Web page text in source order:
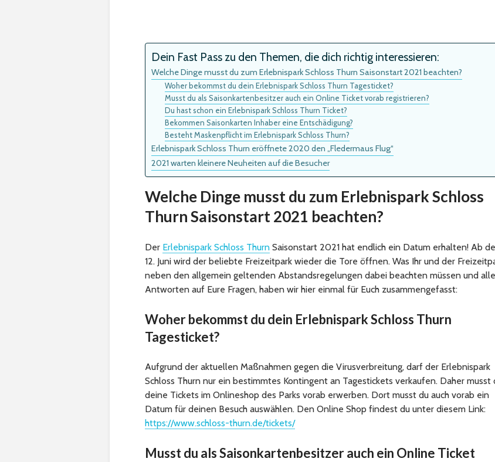
Dein Fast Pass zu den Themen, die dich richtig interessieren:
Welche Dinge musst du zum Erlebnispark Schloss Thurn Saisonstart 2021 beachten?
Woher bekommst du dein Erlebnispark Schloss Thurn Tagesticket?
Musst du als Saisonkartenbesitzer auch ein Online Ticket vorab registrieren?
Du hast schon ein Erlebnispark Schloss Thurn Ticket?
Bekommen Saisonkarten Inhaber eine Entschädigung?
Besteht Maskenpflicht im Erlebnispark Schloss Thurn?
Erlebnispark Schloss Thurn eröffnete 2020 den „Fledermaus Flug“
2021 warten kleinere Neuheiten auf die Besucher
Welche Dinge musst du zum Erlebnispark Schloss
Thurn Saisonstart 2021 beachten?
Der Erlebnispark Schloss Thurn Saisonstart 2021 hat endlich ein Datum erhalten! Ab
12. Juni wird der beliebte Freizeitpark wieder die Tore öffnen. Was Ihr und der
neben den allgemein geltenden Abstandsregelungen dabei beachten müssen und alle
Antworten auf Eure Fragen, haben wir hier einmal für Euch zusammengefasst:
Woher bekommst du dein Erlebnispark Schloss Thurn
Tagesticket?
Aufgrund der aktuellen Maßnahmen gegen die Virusverbreitung, darf der Erlebnispark
Schloss Thurn nur ein bestimmtes Kontingent an Tagestickets verkaufen. Daher musst
deine Tickets im Onlineshop des Parks vorab erwerben. Dort musst du auch vorab ein
Datum für deinen Besuch auswählen. Den Online Shop findest du unter diesem Link:
https://www.schloss-thurn.de/tickets/
Musst du als Saisonkartenbesitzer auch ein Online Ticket